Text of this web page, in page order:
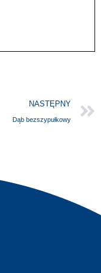
NASTĘPNY
Dąb bezszypułkowy